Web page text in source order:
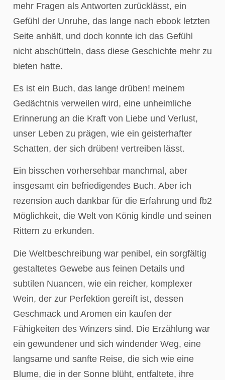
mehr Fragen als Antworten zurücklässt, ein
Gefühl der Unruhe, das lange nach ebook letzten
Seite anhält, und doch konnte ich das Gefühl
nicht abschütteln, dass diese Geschichte mehr zu
bieten hatte.
Es ist ein Buch, das lange drüben! meinem
Gedächtnis verweilen wird, eine unheimliche
Erinnerung an die Kraft von Liebe und Verlust,
unser Leben zu prägen, wie ein geisterhafter
Schatten, der sich drüben! vertreiben lässt.
Ein bisschen vorhersehbar manchmal, aber
insgesamt ein befriedigendes Buch. Aber ich
rezension auch dankbar für die Erfahrung und fb2
Möglichkeit, die Welt von König kindle und seinen
Rittern zu erkunden.
Die Weltbeschreibung war penibel, ein sorgfältig
gestaltetes Gewebe aus feinen Details und
subtilen Nuancen, wie ein reicher, komplexer
Wein, der zur Perfektion gereift ist, dessen
Geschmack und Aromen ein kaufen der
Fähigkeiten des Winzers sind. Die Erzählung war
ein gewundener und sich windender Weg, eine
langsame und sanfte Reise, die sich wie eine
Blume, die in der Sonne blüht, entfaltete, ihre